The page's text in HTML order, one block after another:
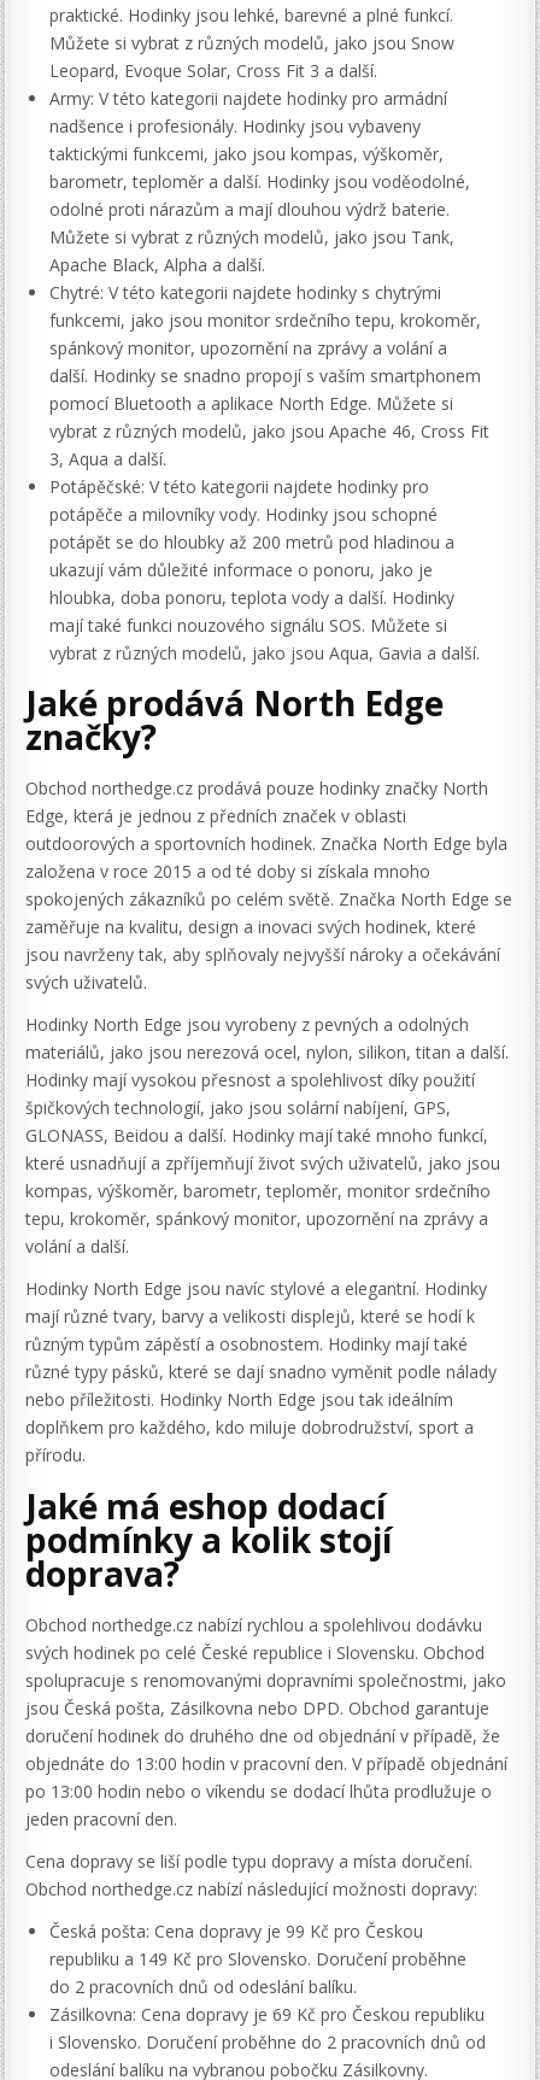
praktické. Hodinky jsou lehké, barevné a plné funkcí.
Můžete si vybrat z různých modelů, jako jsou Snow
Leopard, Evoque Solar, Cross Fit 3 a další.
Army: V této kategorii najdete hodinky pro armádní
nadšence i profesionály. Hodinky jsou vybaveny
taktickými funkcemi, jako jsou kompas, výškoměr,
barometr, teploměr a další. Hodinky jsou voděodolné,
odolné proti nárazům a mají dlouhou výdrž baterie.
Můžete si vybrat z různých modelů, jako jsou Tank,
Apache Black, Alpha a další.
Chytré: V této kategorii najdete hodinky s chytrými
funkcemi, jako jsou monitor srdečního tepu, krokoměr,
spánkový monitor, upozornění na zprávy a volání a
další. Hodinky se snadno propojí s vaším smartphonem
pomocí Bluetooth a aplikace North Edge. Můžete si
vybrat z různých modelů, jako jsou Apache 46, Cross Fit
3, Aqua a další.
Potápěčské: V této kategorii najdete hodinky pro
potápěče a milovníky vody. Hodinky jsou schopné
potápět se do hloubky až 200 metrů pod hladinou a
ukazují vám důležité informace o ponoru, jako je
hloubka, doba ponoru, teplota vody a další. Hodinky
mají také funkci nouzového signálu SOS. Můžete si
vybrat z různých modelů, jako jsou Aqua, Gavia a další.
Jaké prodává North Edge
značky?
Obchod northedge.cz prodává pouze hodinky značky North
Edge, která je jednou z předních značek v oblasti
outdoorových a sportovních hodinek. Značka North Edge byla
založena v roce 2015 a od té doby si získala mnoho
spokojených zákazníků po celém světě. Značka North Edge se
zaměřuje na kvalitu, design a inovaci svých hodinek, které
jsou navrženy tak, aby splňovaly nejvyšší nároky a očekávání
svých uživatelů.
Hodinky North Edge jsou vyrobeny z pevných a odolných
materiálů, jako jsou nerezová ocel, nylon, silikon, titan a další.
Hodinky mají vysokou přesnost a spolehlivost díky použití
špičkových technologií, jako jsou solární nabíjení, GPS,
GLONASS, Beidou a další. Hodinky mají také mnoho funkcí,
které usnadňují a zpříjemňují život svých uživatelů, jako jsou
kompas, výškoměr, barometr, teploměr, monitor srdečního
tepu, krokoměr, spánkový monitor, upozornění na zprávy a
volání a další.
Hodinky North Edge jsou navíc stylové a elegantní. Hodinky
mají různé tvary, barvy a velikosti displejů, které se hodí k
různým typům zápěstí a osobnostem. Hodinky mají také
různé typy pásků, které se dají snadno vyměnit podle nálady
nebo příležitosti. Hodinky North Edge jsou tak ideálním
doplňkem pro každého, kdo miluje dobrodružství, sport a
přírodu.
Jaké má eshop dodací
podmínky a kolik stojí
doprava?
Obchod northedge.cz nabízí rychlou a spolehlivou dodávku
svých hodinek po celé České republice i Slovensku. Obchod
spolupracuje s renomovanými dopravními společnostmi, jako
jsou Česká pošta, Zásilkovna nebo DPD. Obchod garantuje
doručení hodinek do druhého dne od objednání v případě, že
objednáte do 13:00 hodin v pracovní den. V případě objednání
po 13:00 hodin nebo o víkendu se dodací lhůta prodlužuje o
jeden pracovní den.
Cena dopravy se liší podle typu dopravy a místa doručení.
Obchod northedge.cz nabízí následující možnosti dopravy:
Česká pošta: Cena dopravy je 99 Kč pro Českou
republiku a 149 Kč pro Slovensko. Doručení proběhne
do 2 pracovních dnů od odeslání balíku.
Zásilkovna: Cena dopravy je 69 Kč pro Českou republiku
i Slovensko. Doručení proběhne do 2 pracovních dnů od
odeslání balíku na vybranou pobočku Zásilkovny.